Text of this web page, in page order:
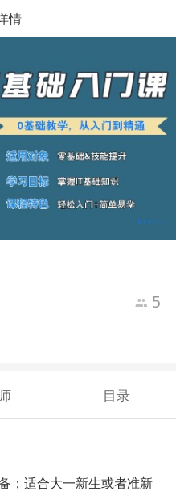
情
5
目录
；适合大一新生或者准新